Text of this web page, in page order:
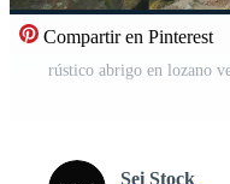
Compartir en Pinterest
rústico abrigo en lozano
Sei Stock